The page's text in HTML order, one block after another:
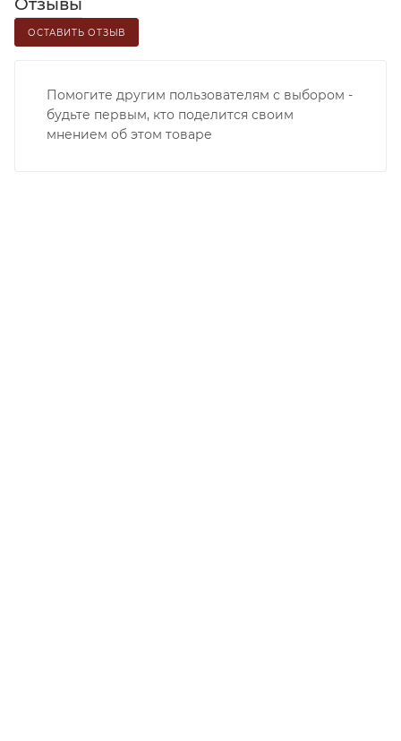
ОСТАВИТЬ ОТЗЫВ
Помогите другим пользователям с выбором -
будьте первым, кто поделится своим
мнением об этом товаре